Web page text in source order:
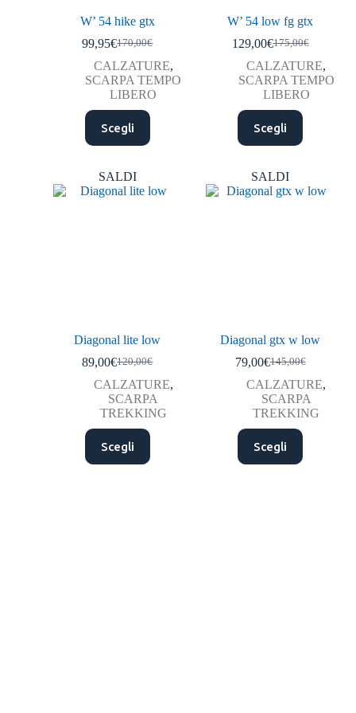
W’ 54 hike gtx
170,00€
99,95€
CALZATURE,
SCARPA TEMPO
LIBERO
Scegli
W’ 54 low fg gtx
175,00€
129,00€
CALZATURE,
SCARPA TEMPO
LIBERO
Scegli
SALDI
Diagonal lite low
120,00€
89,00€
CALZATURE,
SCARPA
TREKKING
Scegli
SALDI
Diagonal gtx w low
145,00€
79,00€
CALZATURE,
SCARPA
TREKKING
Scegli